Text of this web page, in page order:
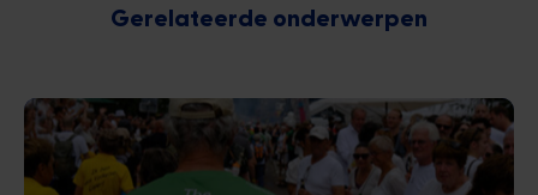
Gerelateerde onderwerpen